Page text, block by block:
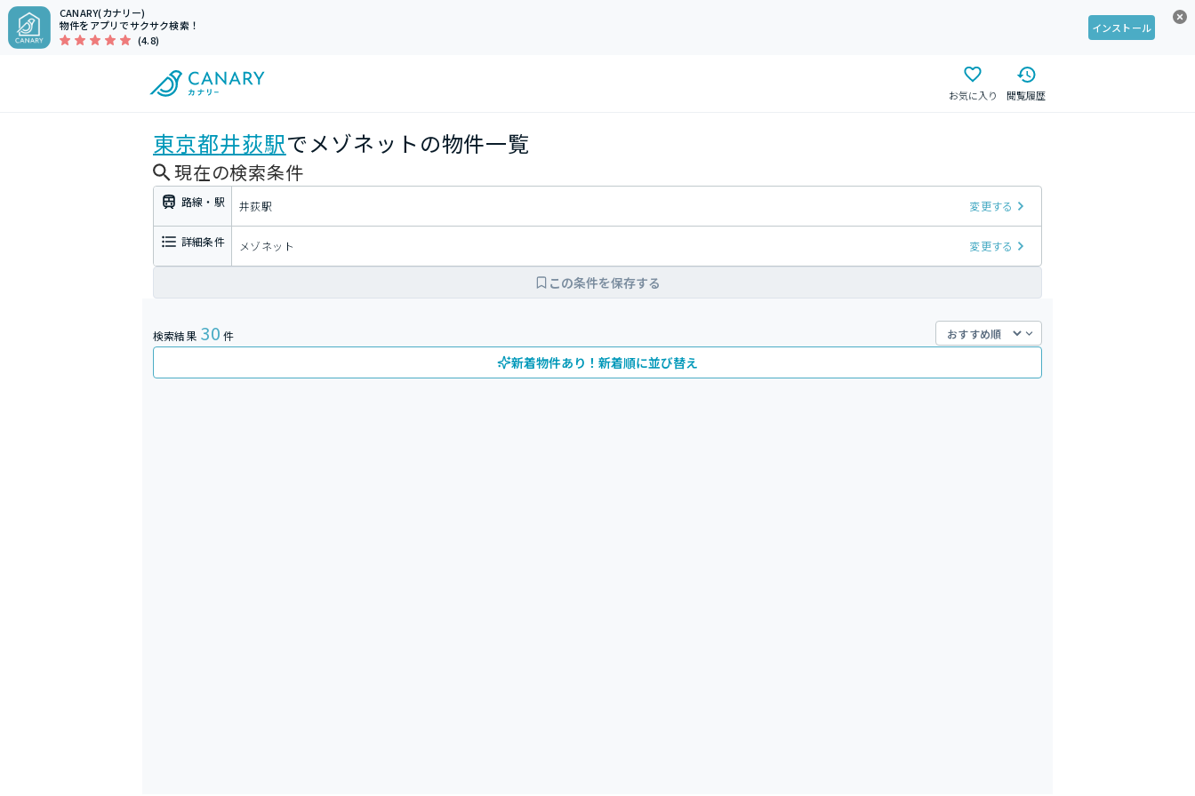
CANARY(カナリー)
物件をアプリでサクサク検索！
(4.8)
インストール
お気に入り 閲覧履歴
東京都井荻駅でメゾネットの物件一覧
現在の検索条件
路線・駅 井荻駅 変更する
詳細条件 メゾネット 変更する
この条件を保存する
検索結果 30 件
新着物件あり！新着順に並び替え